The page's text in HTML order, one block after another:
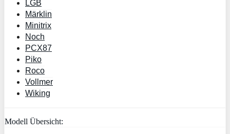
LGB
Märklin
Minitrix
Noch
PCX87
Piko
Roco
Vollmer
Wiking
Modell Übersicht: